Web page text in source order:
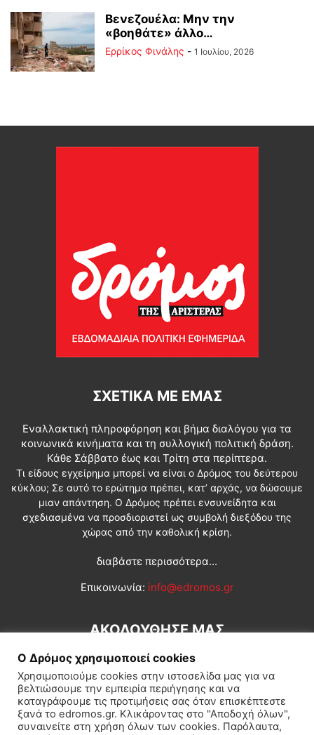
Βενεζουέλα: Μην την
«βοηθάτε» άλλο…
Ερρίκος Φινάλης - 1 Ιουλίου, 2026
ΣΧΕΤΙΚΆ ΜΕ ΕΜΆΣ
Εναλλακτική πληροφόρηση και βήμα διαλόγου για τα
κοινωνικά κινήματα και τη συλλογική πολιτική δράση.
Κάθε Σάββατο έως και Τρίτη στα περίπτερα.
Τι είδους εγχείρημα μπορεί να είναι ο Δρόμος του δεύτερου
κύκλου; Σε αυτό το ερώτημα πρέπει, κατ’ αρχάς, να δώσουμε
μιαν απάντηση. Ο Δρόμος πρέπει ενσυνείδητα και
σχεδιασμένα να προσδιοριστεί ως συμβολή διεξόδου της
χώρας από την καθολική κρίση.
διαβάστε περισσότερα...
Επικοινωνία: info@edromos.gr
ΑΚΟΛΟΥΘΗΣΕ ΜΑΣ
Εγγραφή συνδρομητή Πολιτική Διεθνή Κοινωνία
Ο Δρόμος χρησιμοποιεί cookies
Χρησιμοποιούμε cookies στην ιστοσελίδα μας για να
βελτιώσουμε την εμπειρία περιήγησης και να
καταγράφουμε τις προτιμήσεις σας όταν επισκέπτεστε
ξανά το edromos.gr. Κλικάροντας στο "Αποδοχή όλων",
συναινείτε στη χρήση όλων των cookies. Παρόλαυτα,